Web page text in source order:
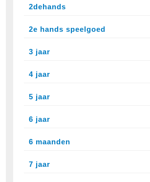
2dehands
2e hands speelgoed
3 jaar
4 jaar
5 jaar
6 jaar
6 maanden
7 jaar